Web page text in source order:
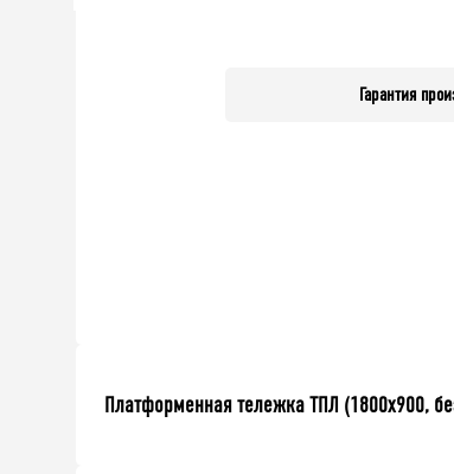
Гарантия
Платформенная тележка ТПЛ (1800x900,